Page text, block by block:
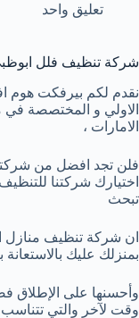
تعليق واحد
شركة تنظيف فلل
نقدم لكم بيرفكت هوم
الاولي و المختصصة في
الامارات ،
فلن تجد افضل من
اختيارك شركتنا
تبحث
ان شركة تنظيف منازل
بمنزلك عليك
وأحسنها على الإطلاق
وقت لآخر والتي